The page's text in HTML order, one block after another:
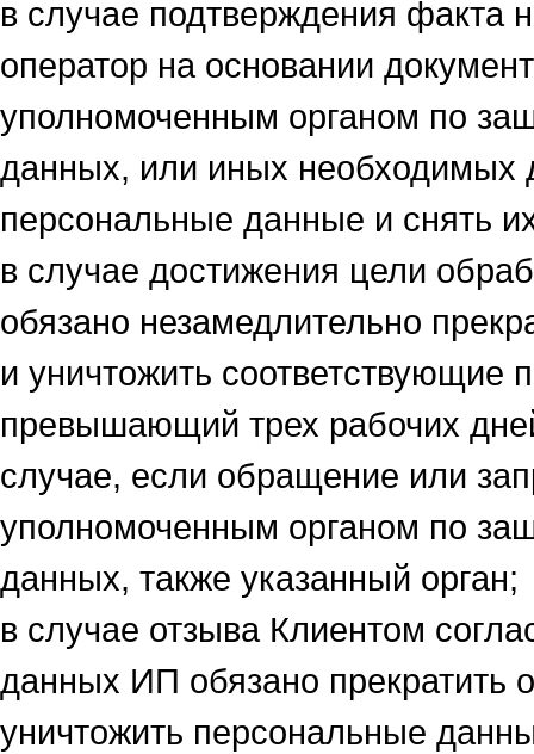
в случае подтверждения факта
оператор на основании
уполномоченным органом по
данных, или иных необходимых
персональные данные и снять
в случае достижения цели
обязано незамедлительно
и уничтожить соответствующие
превышающий трех рабочих
случае, если обращение или
уполномоченным органом по
данных, также указанный орган;
в случае отзыва Клиентом
данных ИП обязано прекратить
уничтожить персональные